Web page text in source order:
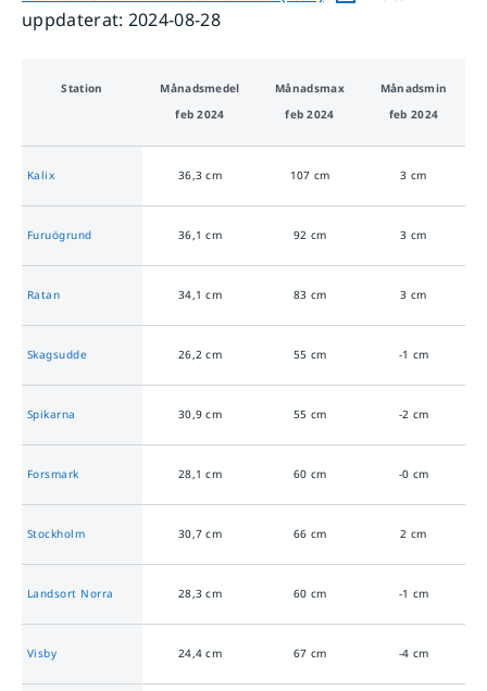
uppdaterat: 2024-08-28
Station
Månads­medel
feb 2024
Månads­max
feb 2024
Månads­min
feb 2024
Kalix 36,3 cm 107 cm 3 cm
Furuögrund 36,1 cm 92 cm 3 cm
Ratan 34,1 cm 83 cm 3 cm
Skagsudde 26,2 cm 55 cm -1 cm
Spikarna 30,9 cm 55 cm -2 cm
Forsmark 28,1 cm 60 cm -0 cm
Stockholm 30,7 cm 66 cm 2 cm
Landsort Norra 28,3 cm 60 cm -1 cm
Visby 24,4 cm 67 cm -4 cm